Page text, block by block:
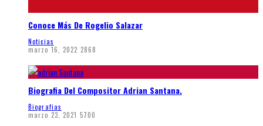
Conoce Más De Rogelio Salazar
Noticias
marzo 16, 2022 2868
Biografia Del Compositor Adrian Santana.
Biografias
marzo 23, 2021 5700